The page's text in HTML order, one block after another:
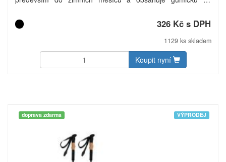
Podšívka je z měkkého příjemného feece materiálu. Baleno v
rukávu Schwarzwolf. Materiál: 100% akryl + refexní příze,
podšívka – 100% polyester. Maximální velikost tisku: 10 × 8
cm. Rozměry: 25 × 24 cm. Uhlíková stopa: gCO2 e2753.
326 Kč s DPH
1129 ks skladem
Koupit nyní
doprava zdarma VÝPRODEJ